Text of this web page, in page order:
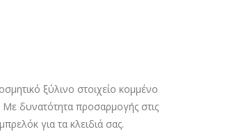
ξύλινο στοιχείο κομμένο
δυνατότητα προσαρμογής στις
για τα κλειδιά σας.